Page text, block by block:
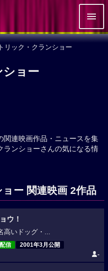
リック・クランショー
ョー
関連映画作品・ニュースを集
ランショーさんの気になる情
ー 関連映画 2作品
ウ！
高いドッグ・...
信 2001年3月公開
-